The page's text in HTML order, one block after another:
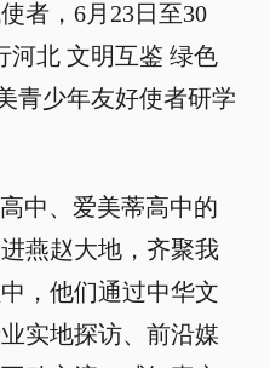
者，6月23日至30
河北 文明互鉴 绿色
青少年友好使者研学
中、爱美蒂高中的
燕赵大地，齐聚我
，他们通过中华文
实地探访、前沿媒